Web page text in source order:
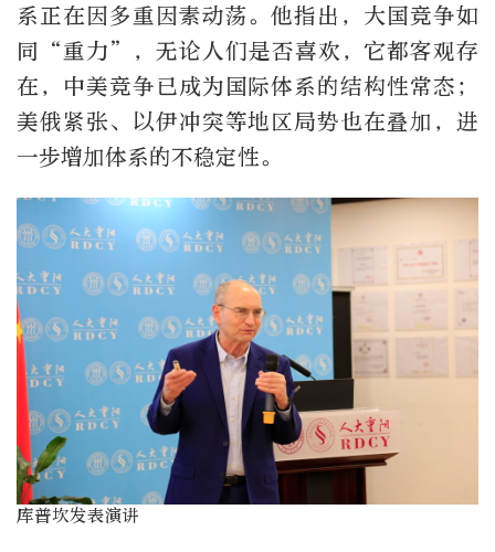
系正在因多重因素动荡。他指出，大国竞争如
同 “重力”
，无论人们是否喜欢，它都客观存
在，中美竞争已成为国际体系的结构性常态；
美俄紧张、以伊冲突等地区局势也在叠加，进
一步增加体系的不稳定性。
库普坎发表演讲